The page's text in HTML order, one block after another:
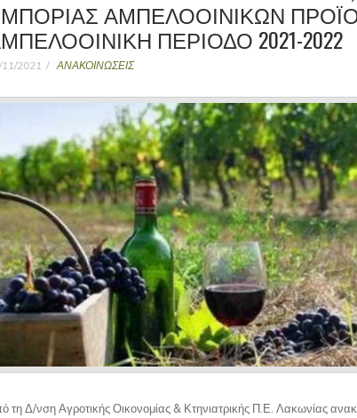
ΑΜΠΕΛΟΟΙΝΙΚΩΝ
ΠΕΡΙΟΔΟ 2021-2022
11/2021 ΑΝΑΚΟΙΝΩΣΕΙΣ
τη Δ/νση Αγροτικής Οικονομίας & Κτηνιατρικής Π.Ε. Λακωνίας